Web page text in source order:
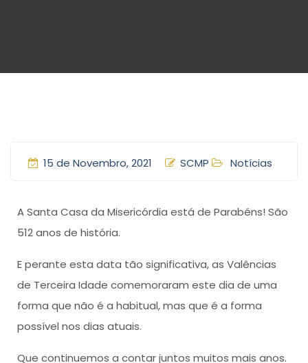
15 de Novembro, 2021 SCMP Notícias
A Santa Casa da Misericórdia está de Parabéns! São
512 anos de história.
E perante esta data tão significativa, as Valências
de Terceira Idade comemoraram este dia de uma
forma que não é a habitual, mas que é a forma
possível nos dias atuais.
Que continuemos a contar juntos muitos mais anos.